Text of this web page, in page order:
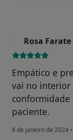
Rosa Farate
Empático e
vai no interior
paciente.
8 de janeiro de 2024 •